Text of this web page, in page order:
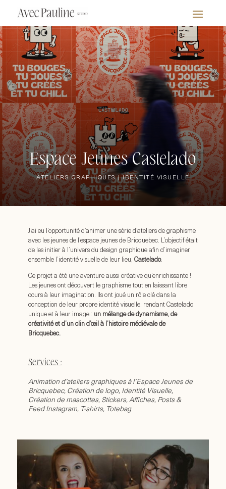
Espace Jeunes Castelado
ATELIERS GRAPHIQUES | IDENTITÉ VISUELLE
J’ai eu l’opportunité d’animer une série d’ateliers de graphisme
avec les jeunes de l’espace jeunes de Bricquebec. L’objectif était
de les initier à l’univers du design graphique afin d’imaginer
ensemble l’identité visuelle de leur lieu, Castelado.
Ce projet a été une aventure aussi créative qu’enrichissante !
Les jeunes ont découvert le graphisme tout en laissant libre
cours à leur imagination. Ils ont joué un rôle clé dans la
conception de leur propre identité visuelle, rendant Castelado
unique et à leur image : un mélange de dynamisme, de
créativité et d’un clin d’œil à l’histoire médiévale de
Bricquebec.
Services :
Animation d’ateliers graphiques à l’Espace Jeunes de
Bricquebec, Création de logo, Identité Visuelle,
Création de mascottes, Stickers, Affiches, Posts &
Feed Instagram, T-shirts, Totebag